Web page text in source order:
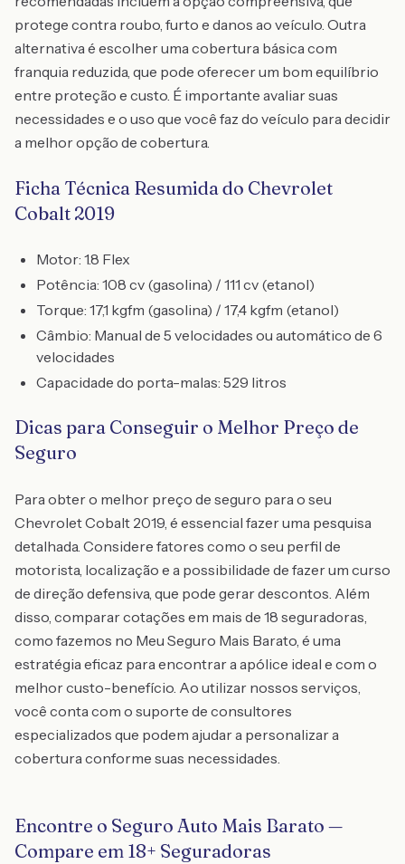
protege contra roubo, furto e danos ao veículo. Outra
alternativa é escolher uma cobertura básica com
franquia reduzida, que pode oferecer um bom equilíbrio
entre proteção e custo. É importante avaliar suas
necessidades e o uso que você faz do veículo para decidir
a melhor opção de cobertura.
Ficha Técnica Resumida do Chevrolet
Cobalt 2019
Motor: 1.8 Flex
Potência: 108 cv (gasolina) / 111 cv (etanol)
Torque: 17,1 kgfm (gasolina) / 17,4 kgfm (etanol)
Câmbio: Manual de 5 velocidades ou automático de 6
velocidades
Capacidade do porta-malas: 529 litros
Dicas para Conseguir o Melhor Preço de
Seguro
Para obter o melhor preço de seguro para o seu
Chevrolet Cobalt 2019, é essencial fazer uma pesquisa
detalhada. Considere fatores como o seu perfil de
motorista, localização e a possibilidade de fazer um curso
de direção defensiva, que pode gerar descontos. Além
disso, comparar cotações em mais de 18 seguradoras,
como fazemos no Meu Seguro Mais Barato, é uma
estratégia eficaz para encontrar a apólice ideal e com o
melhor custo-benefício. Ao utilizar nossos serviços,
você conta com o suporte de consultores
especializados que podem ajudar a personalizar a
cobertura conforme suas necessidades.
Encontre o Seguro Auto Mais Barato —
Compare em 18+ Seguradoras